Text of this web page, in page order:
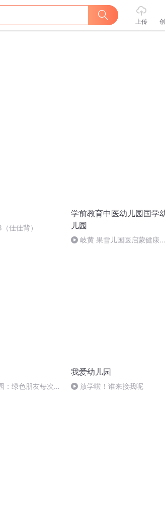
上传
佳佳背）
学前教育中医幼儿园国学
儿园
岐黄 果雪儿国医启蒙健康教
：绿色朋友每次考
我爱幼儿园
放学啦！谁来接我呢